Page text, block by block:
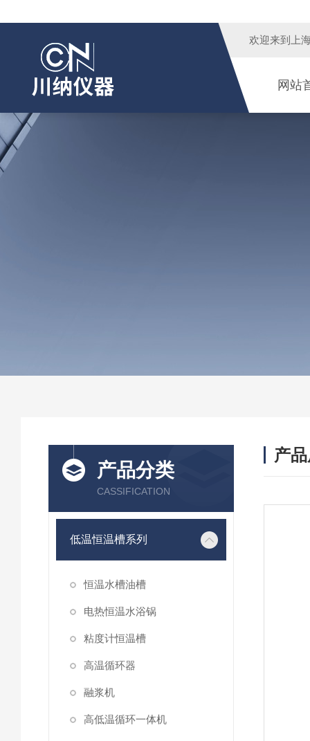
欢迎来到 上
网站
产品分类
CASSIFICATION
低温恒温槽系列
恒温水槽油槽
电热恒温水浴锅
粘度计恒温槽
高温循环器
融浆机
高低温循环一体机
产